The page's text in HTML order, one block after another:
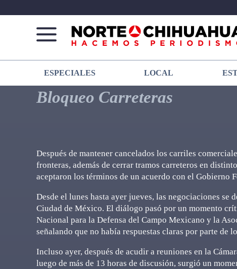
Norte
De
Chihuahua
Más
que
noticias,
hacemos periodismo
ESPECIALES LOCAL
Bloqueo Carreteras
Después de mantener cancelados los carriles
fronteras, además de cerrar tramos carreteros en
aceptaron los términos de un acuerdo con el Gobierno
Desde el lunes hasta ayer jueves, las negociaciones se
Ciudad de México. El diálogo pasó por un momento
Nacional para la Defensa del Campo Mexicano y la
señalando que no había respuestas claras por parte de
Incluso ayer, después de acudir a reuniones en la
luego de más de 13 horas de discusión, surgió un